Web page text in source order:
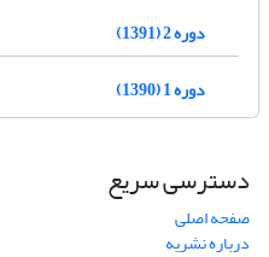
دوره 2 (1391)
دوره 1 (1390)
دسترسی سریع
صفحه اصلی
درباره نشریه